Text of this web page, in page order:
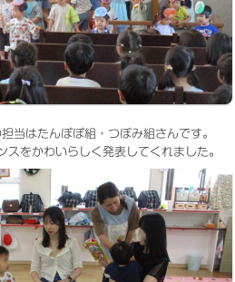
当はたんぽぽ組・つぼみ組さんです。
スをかわいらしく発表してくれました。